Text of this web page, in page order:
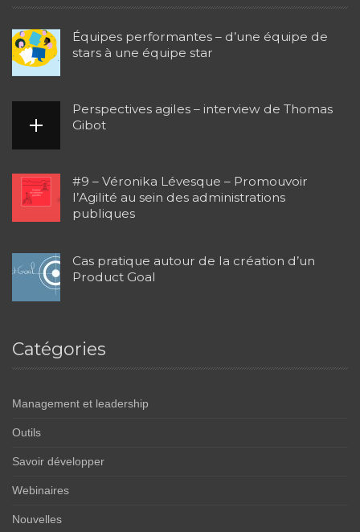
Équipes performantes – d’une équipe de
stars à une équipe star
Perspectives agiles – interview de Thomas
Gibot
#9 – Véronika Lévesque – Promouvoir
l’Agilité au sein des administrations
publiques
Cas pratique autour de la création d’un
Product Goal
Catégories
Management et leadership
Outils
Savoir développer
Webinaires
Nouvelles